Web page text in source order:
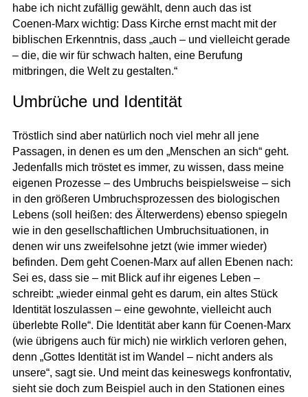
habe ich nicht zufällig gewählt, denn auch das ist
Coenen-Marx wichtig: Dass Kirche ernst macht mit der
biblischen Erkenntnis, dass „auch – und vielleicht gerade
– die, die wir für schwach halten, eine Berufung
mitbringen, die Welt zu gestalten.“
Umbrüche und Identität
Tröstlich sind aber natürlich noch viel mehr all jene
Passagen, in denen es um den „Menschen an sich“ geht.
Jedenfalls mich tröstet es immer, zu wissen, dass meine
eigenen Prozesse – des Umbruchs beispielsweise – sich
in den größeren Umbruchsprozessen des biologischen
Lebens (soll heißen: des Älterwerdens) ebenso spiegeln
wie in den gesellschaftlichen Umbruchsituationen, in
denen wir uns zweifelsohne jetzt (wie immer wieder)
befinden. Dem geht Coenen-Marx auf allen Ebenen nach:
Sei es, dass sie – mit Blick auf ihr eigenes Leben –
schreibt: „wieder einmal geht es darum, ein altes Stück
Identität loszulassen – eine gewohnte, vielleicht auch
überlebte Rolle“. Die Identität aber kann für Coenen-Marx
(wie übrigens auch für mich) nie wirklich verloren gehen,
denn „Gottes Identität ist im Wandel – nicht anders als
unsere“, sagt sie. Und meint das keineswegs konfrontativ,
sieht sie doch zum Beispiel auch in den Stationen eines